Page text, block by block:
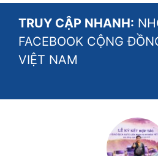
TRUY CẬP NHANH:
FACEBOOK CỘNG
VIỆT NAM